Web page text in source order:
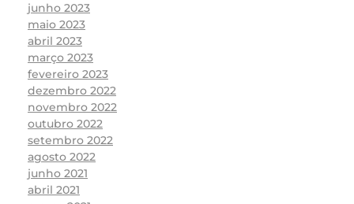
junho 2023
maio 2023
abril 2023
março 2023
fevereiro 2023
dezembro 2022
novembro 2022
outubro 2022
setembro 2022
agosto 2022
junho 2021
abril 2021